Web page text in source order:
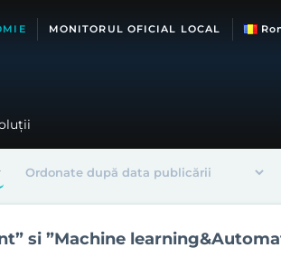
MONITORUL OFICIAL LOCAL
si ”Machine